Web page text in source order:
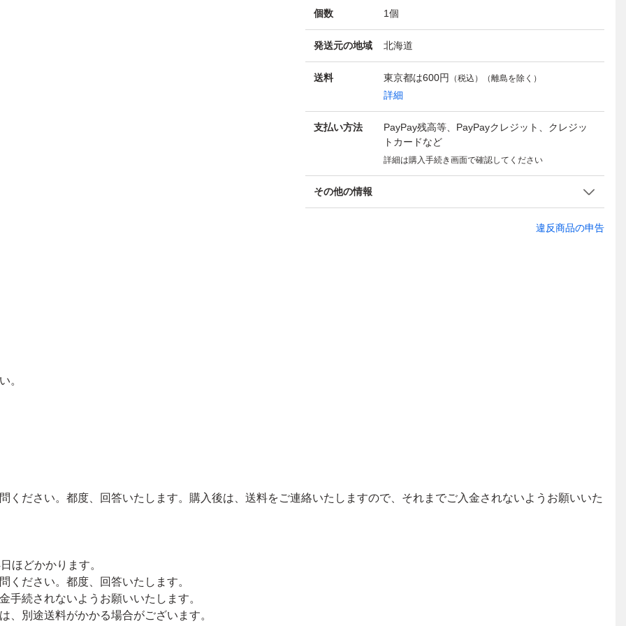
個数 1個
発送元の地域 北海道
送料 東京都は600円 （税込）（離島を除く）
詳細
支払い方法
PayPay残高等、PayPayクレジット、クレジッ
トカードなど
詳細は購入手続き画面で確認してください
その他の情報
違反商品の申告